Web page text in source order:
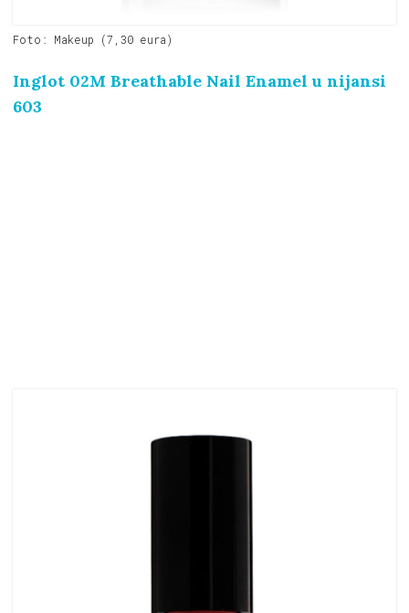
Foto: Makeup (7,30 eura)
Inglot 02M Breathable Nail Enamel u nijansi
603